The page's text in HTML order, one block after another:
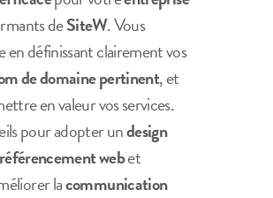
deSiteW. Vous
définissant clairement vos
de domaine pertinent, et
en valeur vos services.
pour adopter undesign
référencement webet
lacommunication